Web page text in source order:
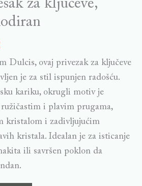
za ključeve,
Dulcis, ovaj privezak za ključeve
je za stil ispunjen radošću.
kariku, okrugli motiv je
i plavim prugama,
kristalom i zadivljujućim
kristala. Idealan je za isticanje
ili savršen poklon da